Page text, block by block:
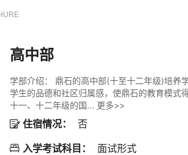
高中部
学部介绍：
鼎石的高中部(十至十二年级)培养
学生的品德和社区归属感，使鼎石的教育模式
十一、十二年级的国... 更多>>
 住宿情况： 否
 入学考试科目： 面试形式